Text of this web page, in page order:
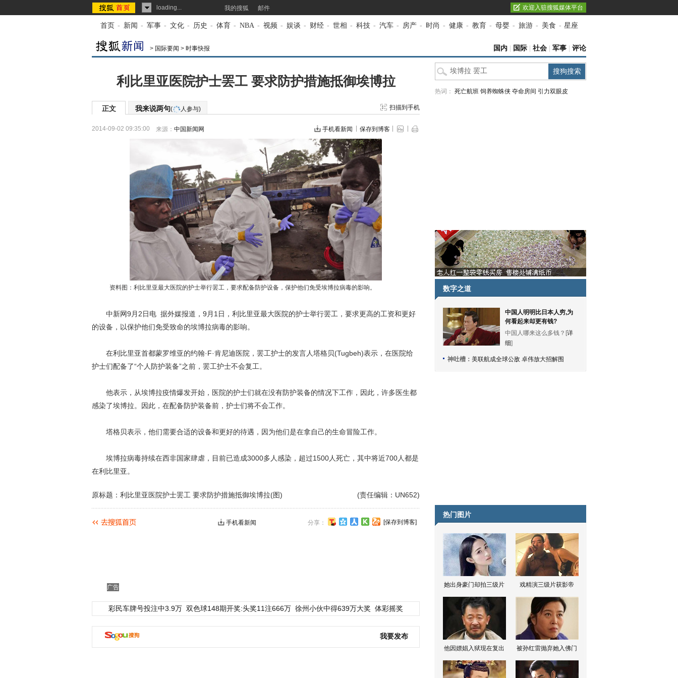
loading... 我的搜狐 邮件 欢迎入驻搜狐媒体平台
首页 - 新闻 - 军事 - 文化 - 历史 - 体育 - NBA - 视频 - 娱谈 - 财经 - 世相 - 科技 - 汽车 - 房产 - 时尚 - 健康 - 教育 - 母婴 - 旅游 - 美食 - 星座
> 国际要闻 > 时事快报 国内 国际 社会 军事 评论
利比里亚医院护士罢工 要求防护措施抵御埃博拉
正文 我来说两句( 人参与) 扫描到手机
2014-09-02 09:35:00 来源： 中国新闻网 手机看新闻 保存到博客
资料图：利比里亚最大医院的护士举行罢工，要求配备防护设备，保护他们免受埃博拉病毒的影响。
中新网9月2日电 据外媒报道，9月1日，利比里亚最大医院的护士举行罢工，要求更高的工资和更好
的设备，以保护他们免受致命的埃博拉病毒的影响。
在利比里亚首都蒙罗维亚的约翰·F·肯尼迪医院，罢工护士的发言人塔格贝(Tugbeh)表示，在医院给
护士们配备了“个人防护装备”之前，罢工护士不会复工。
他表示，从埃博拉疫情爆发开始，医院的护士们就在没有防护装备的情况下工作，因此，许多医生都
感染了埃博拉。因此，在配备防护装备前，护士们将不会工作。
塔格贝表示，他们需要合适的设备和更好的待遇，因为他们是在拿自己的生命冒险工作。
埃博拉病毒持续在西非国家肆虐，目前已造成3000多人感染，超过1500人死亡，其中将近700人都是
在利比里亚。
(责任编辑：UN652)
原标题：利比里亚医院护士罢工 要求防护措施抵御埃博拉(图)
分享： [保存到博客]
手机看新闻
广告
彩民车牌号投注中3.9万 双色球148期开奖:头奖11注666万 徐州小伙中得639万大奖 体彩摇奖
我要发布
热词： 死亡航班 饲养蜘蛛侠 夺命房间 引力双眼皮
数字之道
中国人明明比日本人穷,为
何看起来却更有钱?
中国人哪来这么多钱？[详
细]
神吐槽： 美联航成全球公敌 卓伟放大招解围
热门图片
她出身豪门却拍三级片 戏精演三级片获影帝
他因嫖娼入狱现在复出 被孙红雷抛弃她入佛门